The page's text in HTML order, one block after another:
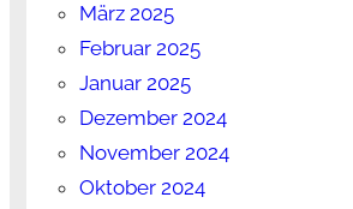
März 2025
Februar 2025
Januar 2025
Dezember 2024
November 2024
Oktober 2024